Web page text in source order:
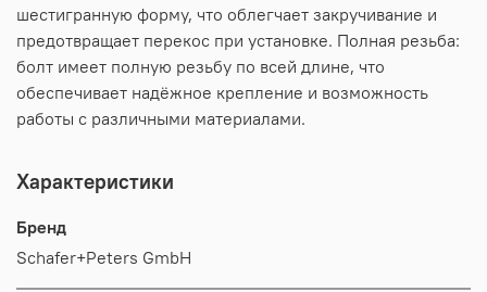
шестигранную форму, что облегчает закручивание и
предотвращает перекос при установке. Полная резьба:
болт имеет полную резьбу по всей длине, что
обеспечивает надёжное крепление и возможность
работы с различными материалами.
Характеристики
Бренд
Schafer+Peters GmbH